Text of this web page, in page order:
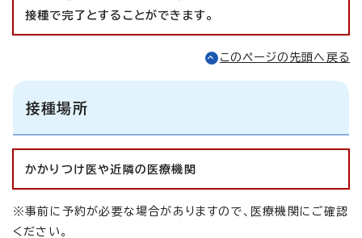
接種で完了とすることができます。
このページの先頭へ戻る
接種場所
かかりつけ医や近隣の医療機関
※事前に予約が必要な場合がありますので、医療機関にご確認
ください。